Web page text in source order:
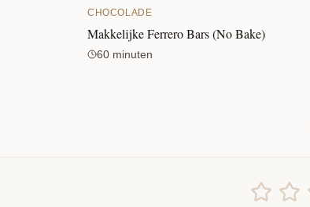
CHOCOLADE
Makkelijke Ferrero Bars (No Bake)
60 minuten